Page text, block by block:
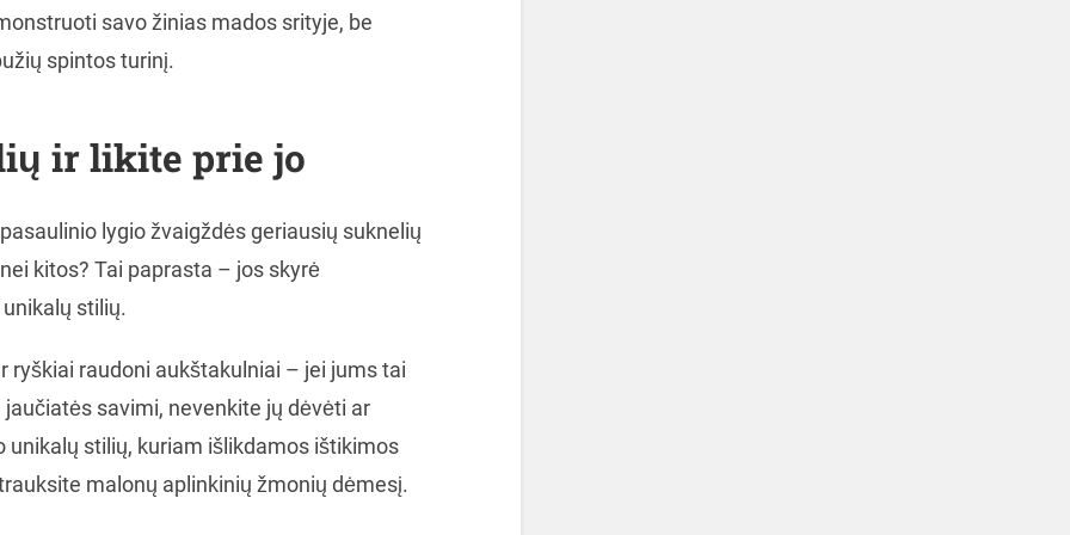
savo žinias mados srityje, be
spintos turinį.
ir likite prie jo
lygio žvaigždės geriausių suknelių
kitos? Tai paprasta – jos skyrė
stilių.
ryškiai raudoni aukštakulniai – jei jums tai
savimi, nevenkite jų dėvėti ar
stilių, kuriam išlikdamos ištikimos
malonų aplinkinių žmonių dėmesį.